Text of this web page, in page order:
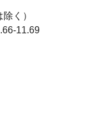
除く）
11.69